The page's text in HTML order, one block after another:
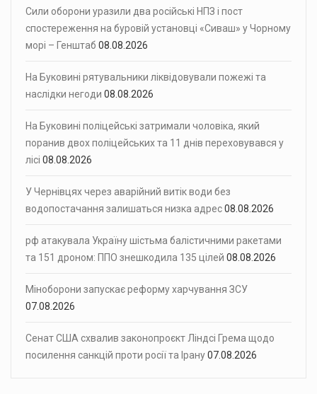
Сили оборони уразили два російські НПЗ і пост
спостереження на буровій установці «Сиваш» у Чорному
морі – Генштаб 08.08.2026
На Буковині рятувальники ліквідовували пожежі та
наслідки негоди 08.08.2026
На Буковині поліцейські затримали чоловіка, який
поранив двох поліцейських та 11 днів переховувався у
лісі 08.08.2026
У Чернівцях через аварійний витік води без
водопостачання залишаться низка адрес08.08.2026
рф атакувала Україну шістьма балістичними ракетами
та 151 дроном: ППО знешкодила 135 цілей 08.08.2026
Міноборони запускає реформу харчування ЗСУ
07.08.2026
Сенат США схвалив законопроєкт Ліндсі Грема щодо
посилення санкцій проти росії та Ірану07.08.2026